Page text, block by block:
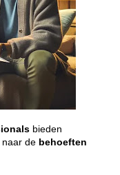
bieden
naar de behoeften